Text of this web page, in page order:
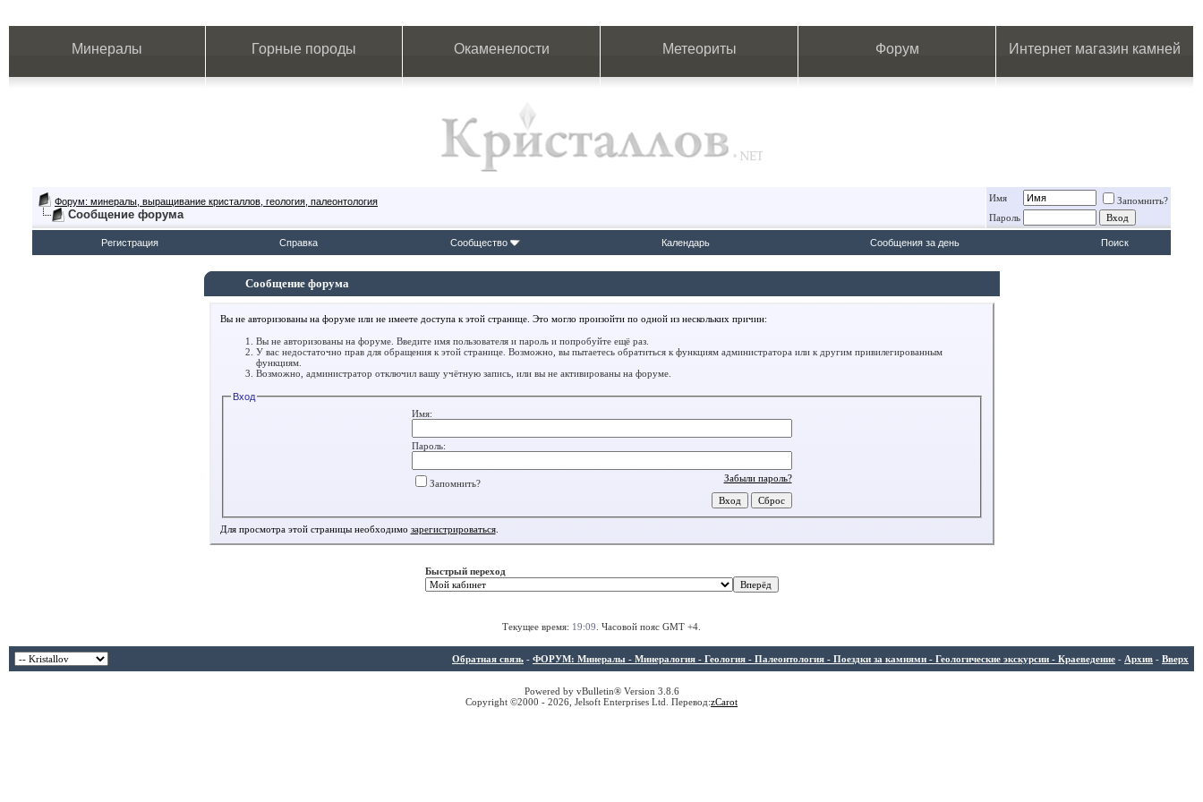
Минералы Горные породы Окаменелости Метеориты Форум Интернет магазин камней
Форум: минералы, выращивание кристаллов, геология, палеонтология
Сообщение форума
Имя
Запомнить?
Пароль
Регистрация Справка Сообщество Календарь Сообщения за день Поиск
Сообщение форума
Вы не авторизованы на форуме или не имеете доступа к этой странице. Это могло произойти по одной из нескольких причин:
Вы не авторизованы на форуме. Введите имя пользователя и пароль и попробуйте ещё раз.
У вас недостаточно прав для обращения к этой странице. Возможно, вы пытаетесь обратиться к функциям администратора или к другим привилегированным
функциям.
Возможно, администратор отключил вашу учётную запись, или вы не активированы на форуме.
Вход
Имя:
Пароль:
Забыли пароль?
Запомнить?
Для просмотра этой страницы необходимо зарегистрироваться.
Быстрый переход
Текущее время: 19:09 . Часовой пояс GMT +4.
Обратная связь - ФОРУМ: Минералы - Минералогия - Геология - Палеонтология - Поездки за камнями - Геологические экскурсии - Краеведение - Архив - Вверх
Powered by vBulletin® Version 3.8.6
Copyright ©2000 - 2026, Jelsoft Enterprises Ltd. Перевод:zCarot